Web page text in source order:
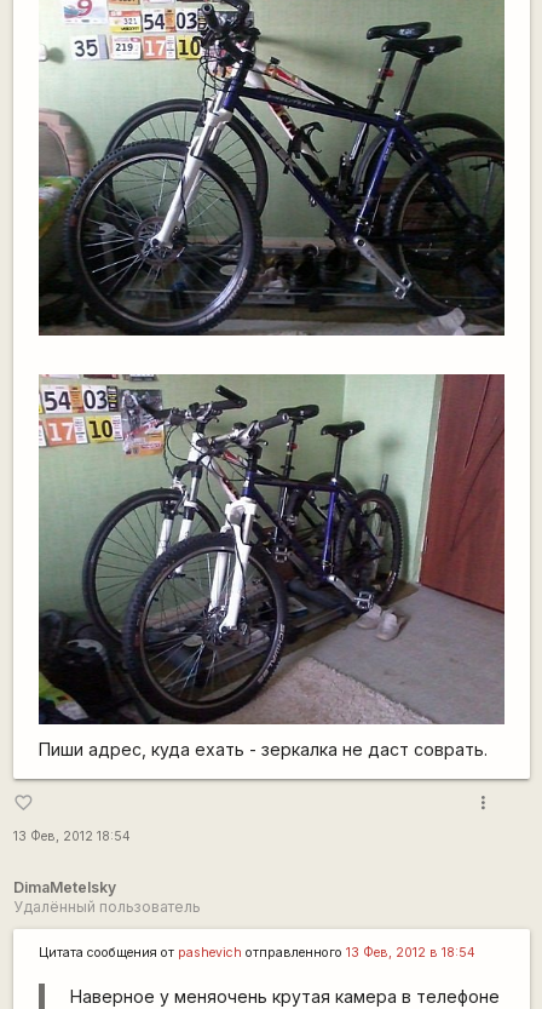
Пиши адрес, куда ехать - зеркалка не даст соврать.
favorite_border
13 Фев, 2012 18:54
more_vert
DimaMetelsky
Удалённый пользователь
Цитата сообщения от pashevich отправленного 13 Фев, 2012 в 18:54
Наверное у меняочень крутая камера в телефоне